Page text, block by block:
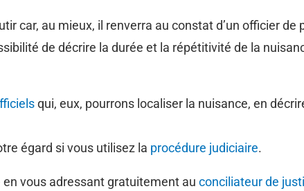
car, au mieux, il renverra au constat d’un officier de
de décrire la durée et la répétitivité de la
qui, eux, pourrons localiser la nuisance, en
égard si vous utilisez la procédure judiciaire.
vous adressant gratuitement au conciliateur de